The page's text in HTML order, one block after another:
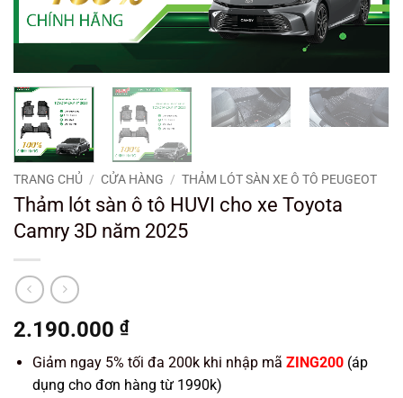
TRANG CHỦ / CỬA HÀNG / THẢM LÓT SÀN XE Ô TÔ PEUGEOT
Thảm lót sàn ô tô HUVI cho xe Toyota
Camry 3D năm 2025
2.190.000 ₫
Giảm ngay 5% tối đa 200k khi nhập mã ZING200 (áp
dụng cho đơn hàng từ 1990k)